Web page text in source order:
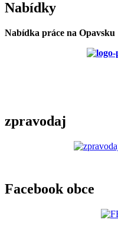
Nabídky
Nabídka práce na Opavsku
zpravodaj
Facebook obce